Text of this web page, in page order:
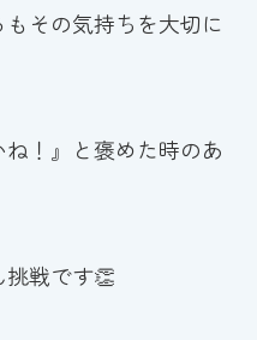
その気持ちを大切に
！』と褒めた時のあ
戦です👏